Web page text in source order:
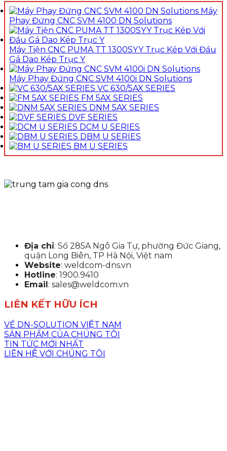
Máy
Phay Đứng CNC SVM 4100 DN Solutions
Máy Tiện CNC PUMA TT 1300SYY Trục Kép Với Đầu
Gá Dao Kép Trục Y
Máy Phay Đứng CNC SVM 4100i DN Solutions
VC 630/5AX SERIES
FM 5AX SERIES
DNM 5AX SERIES
DVF SERIES
DCM U SERIES
DBM U SERIES
BM U SERIES
Địa chỉ: Số 285A Ngô Gia Tự, phường Đức Giang,
quận Long Biên, TP Hà Nội, Việt nam
Website: weldcom-dns.vn
Hotline: 1900.9410
Email: sales@weldcom.vn
LIÊN KẾT HỮU ÍCH
VỀ DN-SOLUTION VIỆT NAM
SẢN PHẨM CỦA CHÚNG TÔI
TIN TỨC MỚI NHẤT
LIÊN HỆ VỚI CHÚNG TÔI